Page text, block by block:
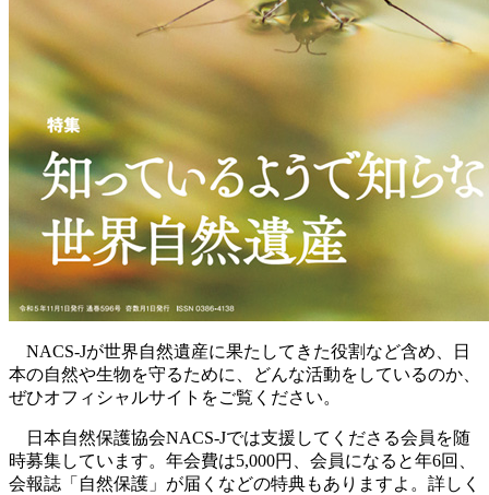
NACS-Jが世界自然遺産に果たしてきた役割など含め、日
本の自然や生物を守るために、どんな活動をしているのか、
ぜひオフィシャルサイトをご覧ください。
日本自然保護協会NACS-Jでは支援してくださる会員を随
時募集しています。年会費は5,000円、会員になると年6回、
会報誌「自然保護」が届くなどの特典もありますよ。詳しく